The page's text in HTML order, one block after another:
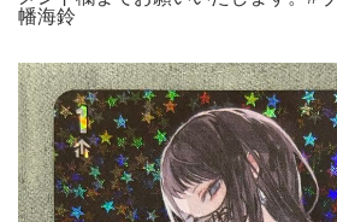
幡海鈴